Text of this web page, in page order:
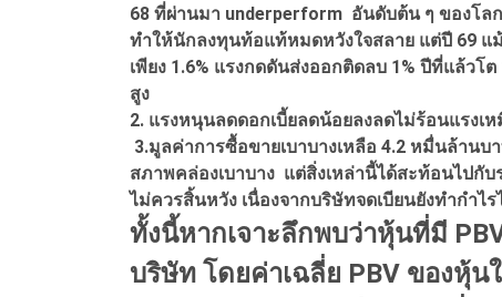
68 ที่ผ่านมา underperform อันดับต้น ๆ ของโล
ทำให้นักลงทุนท้อแท้หมดหวังใจสลาย แต่ปี 69 แ
เพียง 1.6% แรงกดดันส่งออกติดลบ 1% ปีที่แล้วโ
สูง
2. แรงหนุนลดดอกเบี้ยลดน้อยลงลดไม่ร้อนแรงเ
3.มูลค่าการซื้อขายเบาบางเหลือ 4.2 หมื่นล้านบ
สภาพคล่องเบาบาง แต่สิ่งเหล่านี้ได้สะท้อนไป
ไม่ควรสิ้นหวัง เนื่องจากบริษัทจดเบียนยังทำกำไร
ทั้งนี้หากเจาะลึกพบว่าหุ้นที่มี
บริษัท โดยค่าเฉลี่ย PBV ของหุ้น